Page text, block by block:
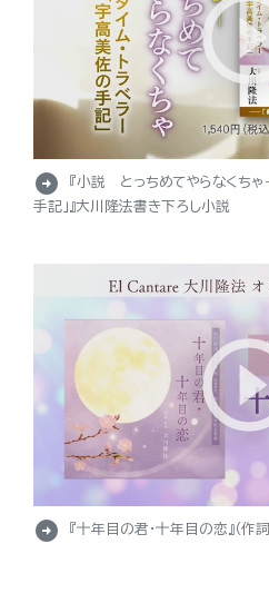
arrow_circle_right
『小説 とっちめてやらなくちゃ
手記」』大川隆法書き下ろし小説
arrow_circle_right 『十年目の君・十年目の恋』（作